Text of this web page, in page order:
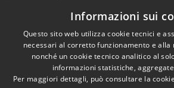
Dichiarazione di accessibilità
Porto
Informazioni sui
Questo sito web utilizza cookie tecnici e
necessari al corretto funzionamento e alla
nonché un cookie tecnico analitico al
informazioni statistiche,
Per maggiori dettagli, può consultare la